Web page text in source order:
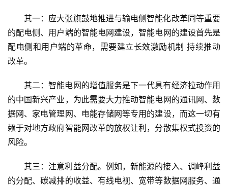
其一：应大张旗鼓地推进与输电侧智能化改革同等重要
的配电侧、用户端的智能电网建设，智能电网的建设首先是
配电侧和用户端的革命，需要建立长效激励机制 持续推动
改革。
其二：智能电网的增值服务是下一代具有经济拉动作用
的中国新兴产业，为此需要大力推动智能电网的通讯网、数
据网、家电管理网、电能存储网等专用的建设，而这一切有
赖于对地方政府智能网改革的放权让利，分散集权式投资的
风险。
其三：注意利益分配。例如，新能源的接入、调峰利益
的分配、碳减排的收益、有线电视、宽带等数据网服务、通